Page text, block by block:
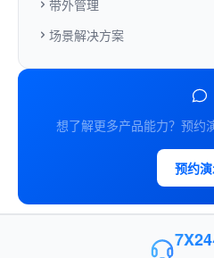
带外管理
场景解决方案
想了解更多产品能力？预约
预约